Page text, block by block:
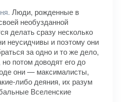
Люди, рожденные в
необузданной
делать сразу несколько
неусидчивы и поэтому они
за одно и то же дело,
потом доводят его до
они — максималисты,
либо деяния, их разум
Вселенские